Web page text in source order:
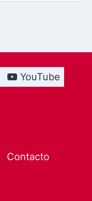
YouTube
Contacto